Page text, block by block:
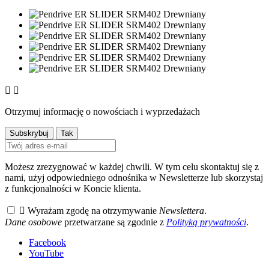
 
Otrzymuj informację o nowościach i wyprzedażach
Możesz zrezygnować w każdej chwili. W tym celu skontaktuj się z
nami, użyj odpowiedniego odnośnika w Newsletterze lub skorzystaj
z funkcjonalności w Koncie klienta.
 Wyrażam zgodę na otrzymywanie Newslettera.
Dane osobowe przetwarzane są zgodnie z Polityką prywatności.
Facebook
YouTube